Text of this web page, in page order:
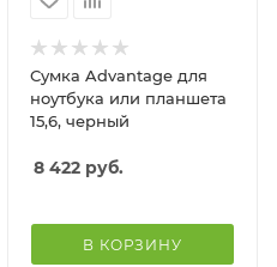
Сумка Advantage для
ноутбука или планшета
15,6, черный
8 422 руб.
В КОРЗИНУ